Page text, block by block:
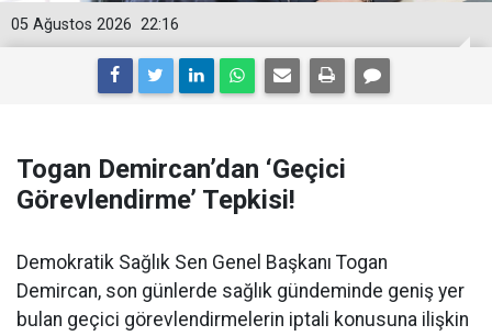
22:16
05 Ağustos 2026
Togan Demircan’dan ‘Geçici
Görevlendirme’ Tepkisi!
Demokratik Sağlık Sen Genel Başkanı Togan
Demircan, son günlerde sağlık gündeminde geniş yer
bulan geçici görevlendirmelerin iptali konusuna ilişkin